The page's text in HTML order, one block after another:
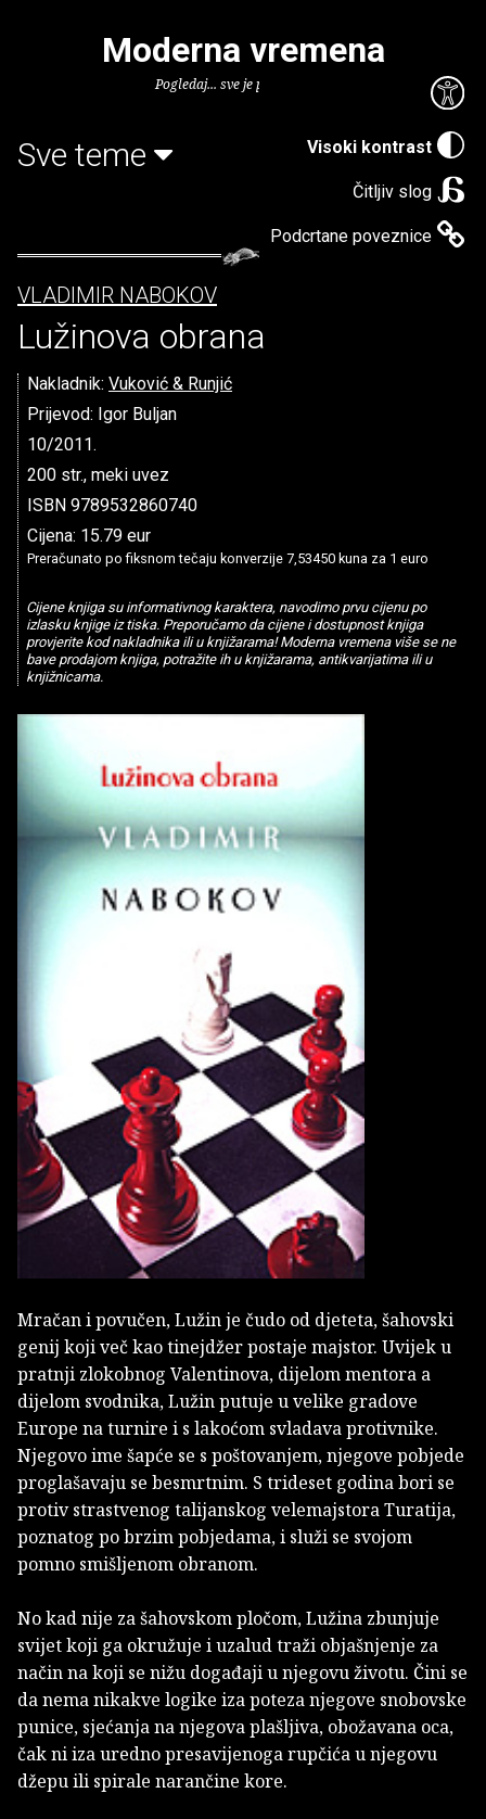
Visoki kontrast
Čitljiv slog
Podcrtane poveznice
Moderna vremena
Pogledaj... sve je puno knjiga.
Sve teme
VLADIMIR NABOKOV
Lužinova obrana
Nakladnik: Vuković & Runjić
Prijevod: Igor Buljan
10/2011.
200 str., meki uvez
ISBN 9789532860740
Cijena: 15.79 eur
Preračunato po fiksnom tečaju konverzije 7,53450 kuna za 1 euro
Cijene knjiga su informativnog karaktera, navodimo prvu cijenu po
izlasku knjige iz tiska. Preporučamo da cijene i dostupnost knjiga
provjerite kod nakladnika ili u knjižarama! Moderna vremena više se ne
bave prodajom knjiga, potražite ih u knjižarama, antikvarijatima ili u
knjižnicama.
Mračan i povučen, Lužin je čudo od djeteta, šahovski
genij koji več kao tinejdžer postaje majstor. Uvijek u
pratnji zlokobnog Valentinova, dijelom mentora a
dijelom svodnika, Lužin putuje u velike gradove
Europe na turnire i s lakoćom svladava protivnike.
Njegovo ime šapće se s poštovanjem, njegove pobjede
proglašavaju se besmrtnim. S trideset godina bori se
protiv strastvenog talijanskog velemajstora Turatija,
poznatog po brzim pobjedama, i služi se svojom
pomno smišljenom obranom.
No kad nije za šahovskom pločom, Lužina zbunjuje
svijet koji ga okružuje i uzalud traži objašnjenje za
način na koji se nižu događaji u njegovu životu. Čini se
da nema nikakve logike iza poteza njegove snobovske
punice, sjećanja na njegova plašljiva, obožavana oca,
čak ni iza uredno presavijenoga rupčića u njegovu
džepu ili spirale narančine kore.